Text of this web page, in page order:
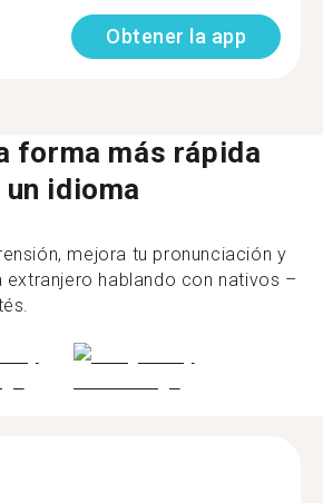
Obtener la app
forma más rápida
idioma
mejora tu pronunciación y
extranjero hablando con nativos –